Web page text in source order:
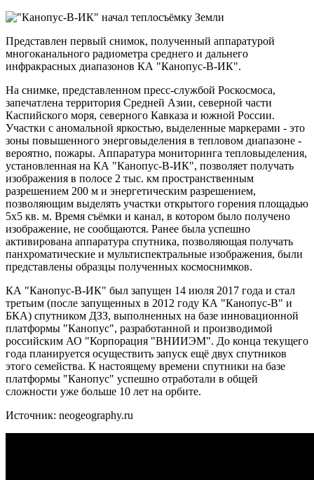
Представлен первый снимок, полученный аппаратурой
многоканального радиометра среднего и дальнего
инфракрасных диапазонов КА "Канопус-В-ИК".
На снимке, представленном пресс-службой Роскосмоса,
запечатлена территория Средней Азии, северной части
Каспийского моря, северного Кавказа и южной России.
Участки с аномальной яркостью, выделенные маркерами - это
зоны повышенного энерговыделения в тепловом диапазоне -
вероятно, пожары. Аппаратура мониторинга тепловыделения,
установленная на КА "Канопус-В-ИК", позволяет получать
изображения в полосе 2 тыс. км пространственным
разрешением 200 м и энергетическим разрешением,
позволяющим выделять участки открытого горения площадью
5х5 кв. м. Время съёмки и канал, в котором было получено
изображение, не сообщаются. Ранее была успешно
активирована аппаратура спутника, позволяющая получать
панхроматические и мультиспектральные изображения, были
представлены образцы полученных космоснимков.
КА "Канопус-В-ИК" был запущен 14 июля 2017 года и стал
третьим (после запущенных в 2012 году КА "Канопус-В" и
БКА) спутником ДЗЗ, выполненных на базе инновационной
платформы "Канопус", разработанной и производимой
российским АО "Корпорация "ВНИИЭМ". До конца текущего
года планируется осуществить запуск ещё двух спутников
этого семейства. К настоящему времени спутники на базе
платформы "Канопус" успешно отработали в общей
сложности уже больше 10 лет на орбите.
Источник: neogeography.ru